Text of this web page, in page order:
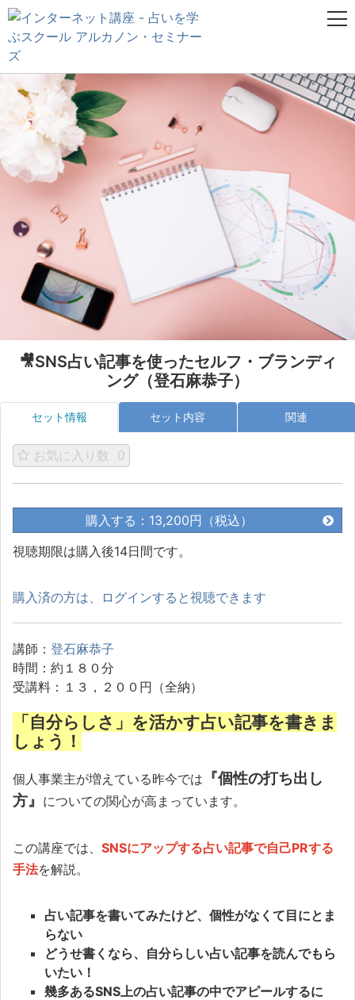
🎥SNS占い記事を使ったセルフ・ブランディ
ング（登石麻恭子）
セット情報 セット内容 関連
お気に入り数 0
購入する：13,200円（税込）
視聴期限は購入後14日間です。
購入済の方は、ログインすると視聴できます
講師： 登石麻恭子
時間：約１８０分
受講料：１３，２００円（全納）
「自分らしさ」を活かす占い記事を書きま
しょう！
個人事業主が増えている昨今では 『個性の打ち出し
方』 についての関心が高まっています。
この講座では、 SNSにアップする占い記事で自己PRする
手法を解説。
占い記事を書いてみたけど、個性がなくて目にとま
らない
どうせ書くなら、自分らしい占い記事を読んでもら
いたい！
幾多あるSNS上の占い記事の中でアピールするに